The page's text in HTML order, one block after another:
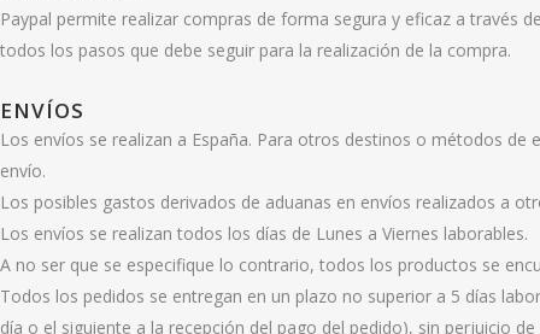
Paypal permite realizar compras de forma segura y eficaz a través
todos los pasos que debe seguir para la realización de la compra.
ENVÍOS
Los envíos se realizan a España. Para otros destinos o métodos
envío.
Los posibles gastos derivados de aduanas en envíos realizados a
Los envíos se realizan todos los días de Lunes a Viernes laborables.
A no ser que se especifique lo contrario, todos los productos se
Todos los pedidos se entregan en un plazo no superior a 5 días
día o el siguiente a la recepción del pago del pedido), sin perjuicio